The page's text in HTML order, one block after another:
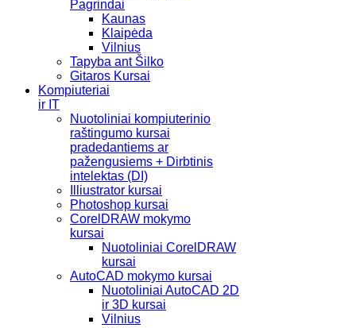
Pagrindai
Kaunas
Klaipėda
Vilnius
Tapyba ant Šilko
Gitaros Kursai
Kompiuteriai
ir IT
Nuotoliniai kompiuterinio
raštingumo kursai
pradedantiems ar
pažengusiems + Dirbtinis
intelektas (DI)
Illiustrator kursai
Photoshop kursai
CorelDRAW mokymo
kursai
Nuotoliniai CorelDRAW
kursai
AutoCAD mokymo kursai
Nuotoliniai AutoCAD 2D
ir 3D kursai
Vilnius